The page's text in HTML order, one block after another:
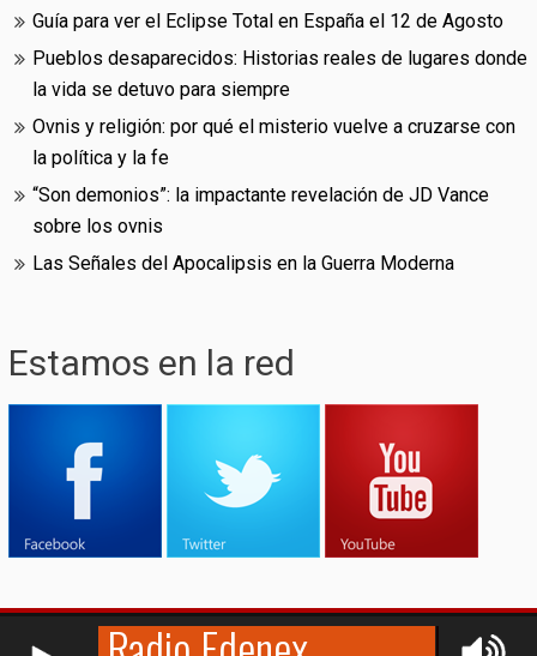
Guía para ver el Eclipse Total en España el 12 de Agosto
Pueblos desaparecidos: Historias reales de lugares donde
la vida se detuvo para siempre
Ovnis y religión: por qué el misterio vuelve a cruzarse con
la política y la fe
“Son demonios”: la impactante revelación de JD Vance
sobre los ovnis
Las Señales del Apocalipsis en la Guerra Moderna
Estamos en la red
RCAST.NET
© (2009-2026)Edenex